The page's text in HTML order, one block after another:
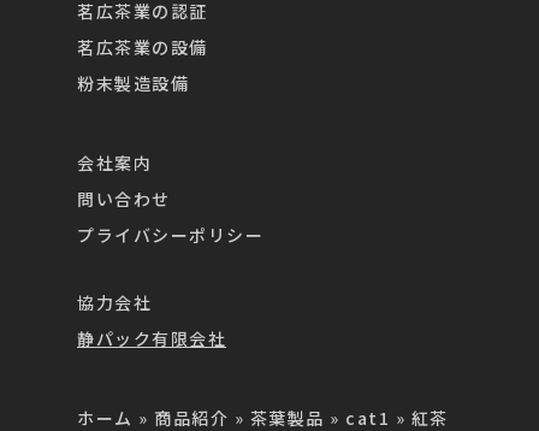
茗広茶業の認証
茗広茶業の設備
粉末製造設備
会社案内
問い合わせ
プライバシーポリシー
協力会社
静パック有限会社
ホーム » 商品紹介 » 茶葉製品 » cat1 » 紅茶